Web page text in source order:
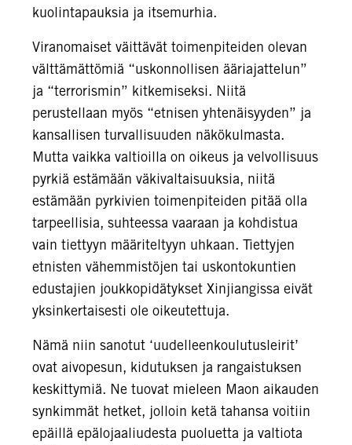
kuolintapauksia ja itsemurhia.
Viranomaiset väittävät toimenpiteiden olevan
välttämättömiä “uskonnollisen ääriajattelun”
ja “terrorismin” kitkemiseksi. Niitä
perustellaan myös “etnisen yhtenäisyyden” ja
kansallisen turvallisuuden näkökulmasta.
Mutta vaikka valtioilla on oikeus ja velvollisuus
pyrkiä estämään väkivaltaisuuksia, niitä
estämään pyrkivien toimenpiteiden pitää olla
tarpeellisia, suhteessa vaaraan ja kohdistua
vain tiettyyn määriteltyyn uhkaan. Tiettyjen
etnisten vähemmistöjen tai uskontokuntien
edustajien joukkopidätykset Xinjiangissa eivät
yksinkertaisesti ole oikeutettuja.
Nämä niin sanotut ‘uudelleenkoulutusleirit’
ovat aivopesun, kidutuksen ja rangaistuksen
keskittymiä. Ne tuovat mieleen Maon aikauden
synkimmät hetket, jolloin ketä tahansa voitiin
epäillä epälojaaliudesta puoluetta ja valtiota